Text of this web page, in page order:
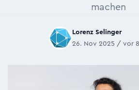
machen
Lorenz Selinger
26. Nov 2025 / vor